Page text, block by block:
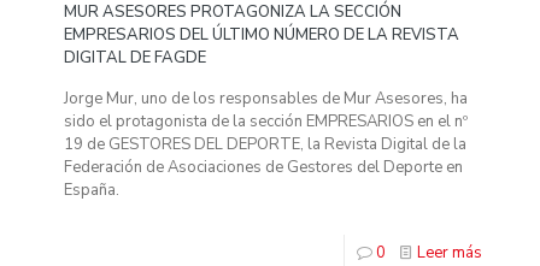
MUR ASESORES PROTAGONIZA LA SECCIÓN
EMPRESARIOS DEL ÚLTIMO NÚMERO DE LA REVISTA
DIGITAL DE FAGDE
Jorge Mur, uno de los responsables de Mur Asesores, ha
sido el protagonista de la sección EMPRESARIOS en el nº
19 de GESTORES DEL DEPORTE, la Revista Digital de la
Federación de Asociaciones de Gestores del Deporte en
España.
0 Leer más